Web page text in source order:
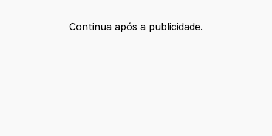
Continua após a publicidade.